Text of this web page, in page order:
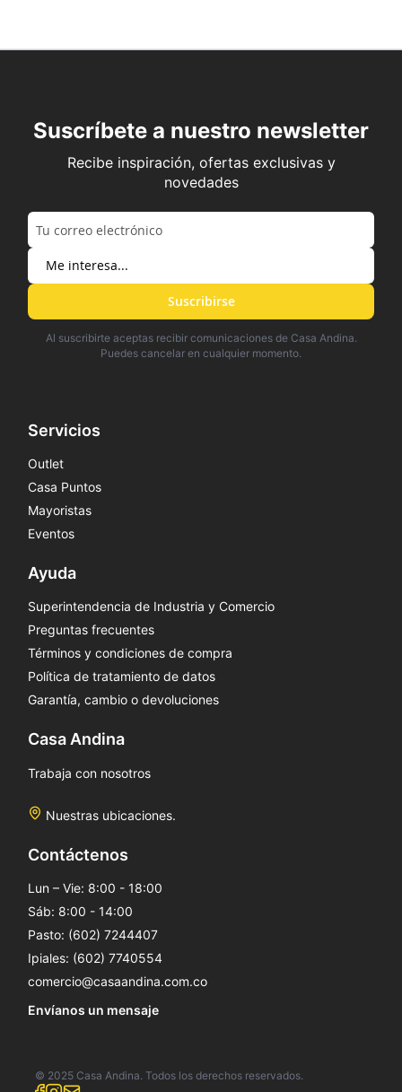
Suscríbete a nuestro newsletter
Recibe inspiración, ofertas exclusivas y
novedades
Suscribirse
Al suscribirte aceptas recibir comunicaciones de Casa Andina.
Puedes cancelar en cualquier momento.
Servicios
Outlet
Casa Puntos
Mayoristas
Eventos
Ayuda
Superintendencia de Industria y Comercio
Preguntas frecuentes
Términos y condiciones de compra
Política de tratamiento de datos
Garantía, cambio o devoluciones
Casa Andina
Trabaja con nosotros
Nuestras ubicaciones.
Contáctenos
Lun – Vie: 8:00 - 18:00
Sáb: 8:00 - 14:00
Pasto: (602) 7244407
Ipiales: (602) 7740554
comercio@casaandina.com.co
Envíanos un mensaje
© 2025 Casa Andina. Todos los derechos reservados.